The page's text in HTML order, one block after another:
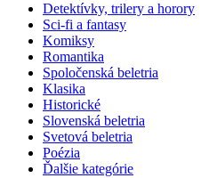
Detektívky, trilery a horory
Sci-fi a fantasy
Komiksy
Romantika
Spoločenská beletria
Klasika
Historické
Slovenská beletria
Svetová beletria
Poézia
Ďalšie kategórie